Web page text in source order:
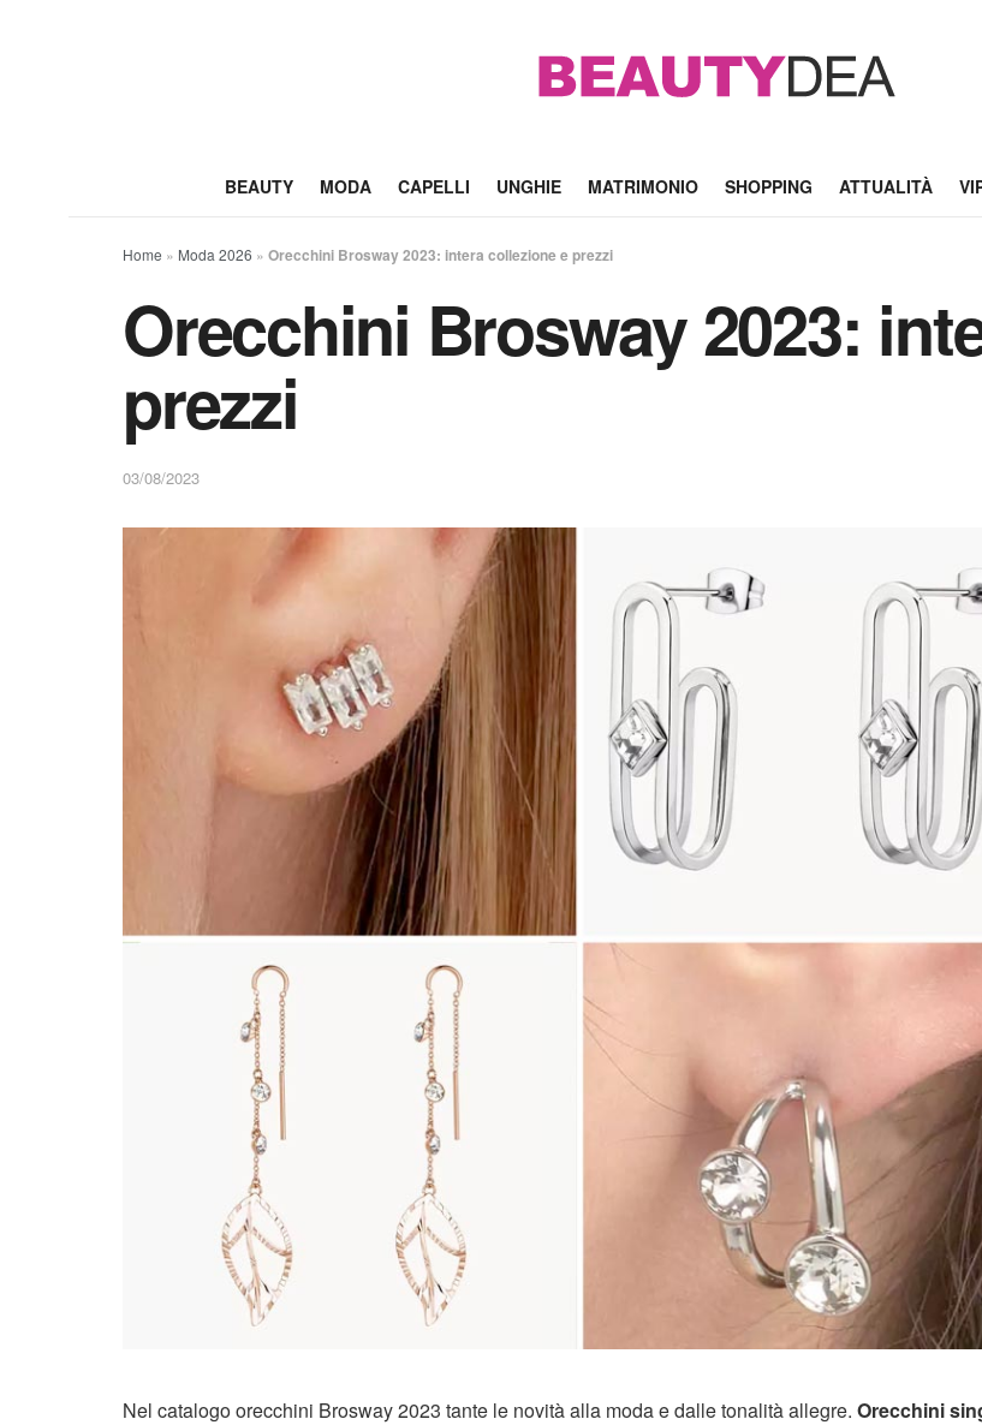
BEAUTY MODA CAPELLI UNGHIE MATRIMONIO SHOPPING ATTUALITÀ
Home » Moda 2026 » Orecchini Brosway 2023: intera collezione e prezzi
Orecchini Brosway 2023:
prezzi
03/08/2023
Nel catalogo orecchini Brosway 2023 tante le novità alla moda e dalle tonalità allegre. Orecchini